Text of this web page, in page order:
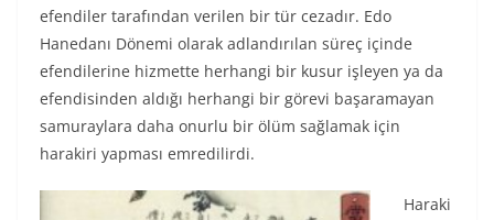
efendiler tarafından verilen bir tür cezadır. Edo
Hanedanı Dönemi olarak adlandırılan süreç içinde
efendilerine hizmette herhangi bir kusur işleyen ya da
efendisinden aldığı herhangi bir görevi başaramayan
samuraylara daha onurlu bir ölüm sağlamak için
harakiri yapması emredilirdi.
Haraki